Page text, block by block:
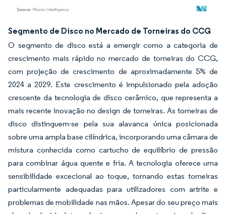
Imagem © Mordor Intelligence. O reuso requer atribuição conforme CC BY 4.0.
Segmento de Disco no Mercado de Torneiras do CCG
O segmento de disco está a emergir como a categoria de
crescimento mais rápido no mercado de torneiras do CCG,
com projeção de crescimento de aproximadamente 5% de
2024 a 2029. Este crescimento é impulsionado pela adoção
crescente da tecnologia de disco cerâmico, que representa a
mais recente inovação no design de torneiras. As torneiras de
disco distinguem-se pela sua alavanca única posicionada
sobre uma ampla base cilíndrica, incorporando uma câmara de
mistura conhecida como cartucho de equilíbrio de pressão
para combinar água quente e fria. A tecnologia oferece uma
sensibilidade excecional ao toque, tornando estas torneiras
particularmente adequadas para utilizadores com artrite e
problemas de mobilidade nas mãos. Apesar do seu preço mais